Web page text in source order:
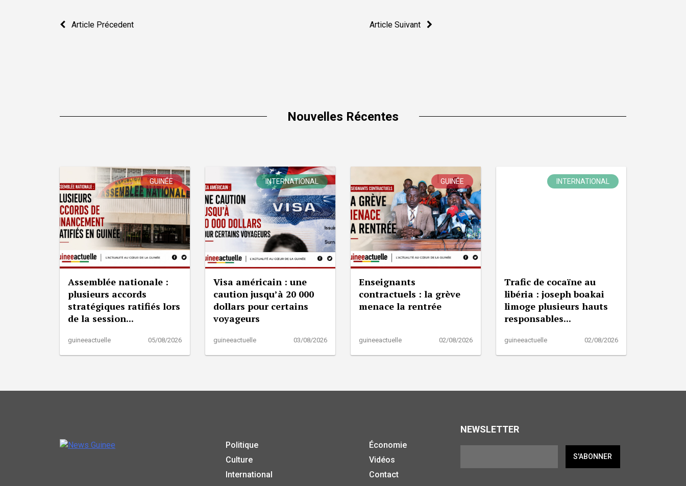
Navigation
Article Précedent Article Suivant
Nouvelles Récentes
GUINÉE
Assemblée nationale :
plusieurs accords
stratégiques ratifiés lors
de la session...
guineeactuelle 05/08/2026
INTERNATIONAL
Visa américain : une
caution jusqu’à 20 000
dollars pour certains
voyageurs
guineeactuelle 03/08/2026
GUINÉE
Enseignants
contractuels : la grève
menace la rentrée
guineeactuelle 02/08/2026
INTERNATIONAL
Trafic de cocaïne au
libéria : joseph boakai
limoge plusieurs hauts
responsables...
guineeactuelle 02/08/2026
Politique
Culture
International
Économie
Vidéos
Contact
NEWSLETTER
S'ABONNER